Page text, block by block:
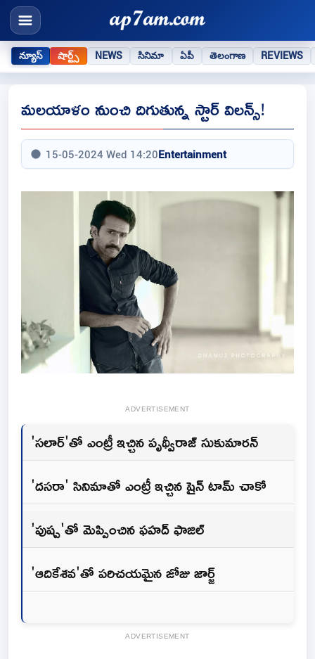
న్యూస్ షార్ట్స్ NEWS సినిమా ఏపీ తెలంగాణ REVIEWS
మలయాళం నుంచి దిగుతున్న స్టార్ విలన్స్!
15-05-2024 Wed 14:20Entertainment
ADVERTISEMENT
'సలార్'తో ఎంట్రీ ఇచ్చిన పృథ్వీరాజ్ సుకుమారన్
'దసరా' సినిమాతో ఎంట్రీ ఇచ్చిన షైన్ టామ్ చాకో
'పుష్ప'తో మెప్పించిన ఫహద్ ఫాజిల్
'ఆదికేశవ'తో పరిచయమైన జోజు జార్జ్
ADVERTISEMENT